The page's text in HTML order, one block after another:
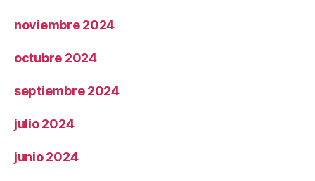
noviembre 2024
octubre 2024
septiembre 2024
julio 2024
junio 2024